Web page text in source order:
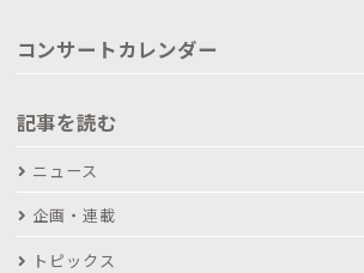
コンサートカレンダー
記事を読む
ニュース
企画・連載
トピックス